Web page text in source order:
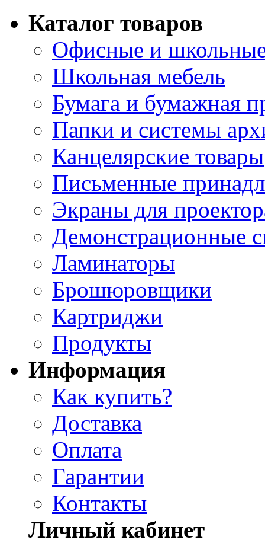
Каталог товаров
Офисные и
Школьная мебель
Бумага и бумажная
Папки и системы
Канцелярские товары
Письменные
Экраны для
Демонстрационные
Ламинаторы
Брошюровщики
Картриджи
Продукты
Информация
Как купить?
Доставка
Оплата
Гарантии
Контакты
Личный кабинет